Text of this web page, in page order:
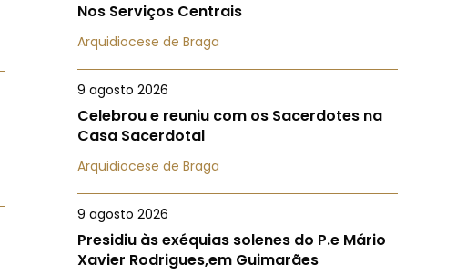
Nos Serviços Centrais
Arquidiocese de Braga
9 agosto 2026
Celebrou e reuniu com os Sacerdotes na
Casa Sacerdotal
Arquidiocese de Braga
9 agosto 2026
Presidiu às exéquias solenes do P.e Mário
Xavier Rodrigues,em Guimarães